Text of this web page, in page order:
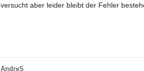
versucht aber leider bleibt der Fehler
AndreS